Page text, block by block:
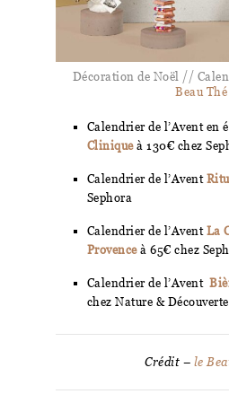
Décoration de Noël //
Beau Thé
Calendrier de l’Avent en
Cliniqueà 130€ chez
Calendrier de l’Avent
Sephora
Calendrier de l’AventLa
Provence à 65€ chez
Calendrier de l’Avent
chez Nature &
Crédit – le